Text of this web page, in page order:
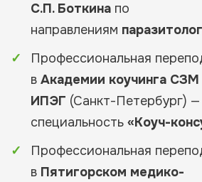
С.П. Боткина по
направлениям
Профессиональная
в Академии коучинга
ИПЭГ (Санкт-Петербург) —
специальность «Коуч-
Профессиональная
в Пятигорском медико-